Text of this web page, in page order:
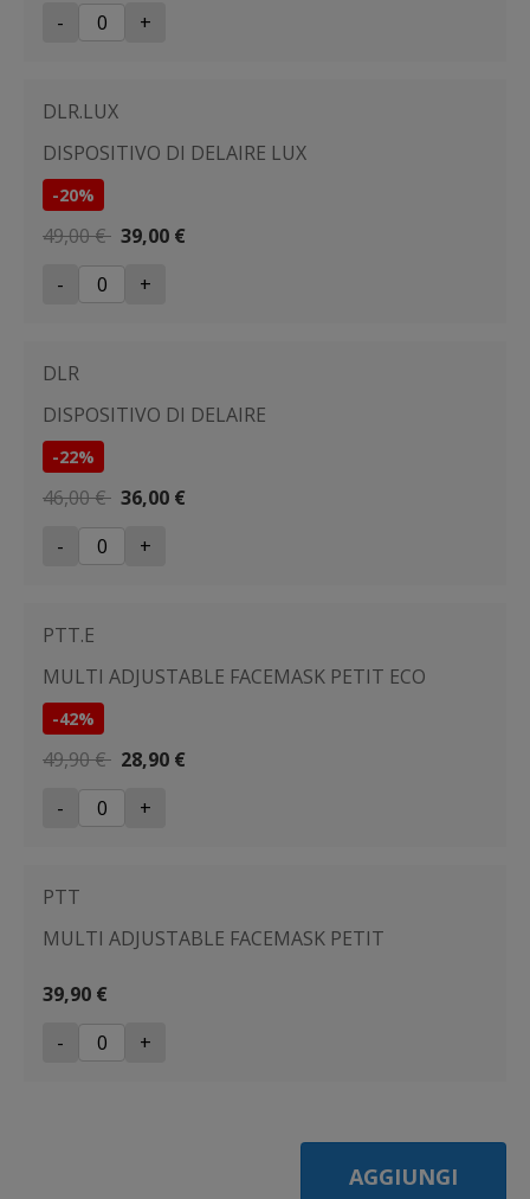
-
+
DLR.LUX
DISPOSITIVO DI DELAIRE LUX
-20%
49,00 € 39,00 €
-
+
DLR
DISPOSITIVO DI DELAIRE
-22%
46,00 € 36,00 €
-
+
PTT.E
MULTI ADJUSTABLE FACEMASK PETIT ECO
-42%
49,90 € 28,90 €
-
+
PTT
MULTI ADJUSTABLE FACEMASK PETIT
39,90 €
-
+
AGGIUNGI